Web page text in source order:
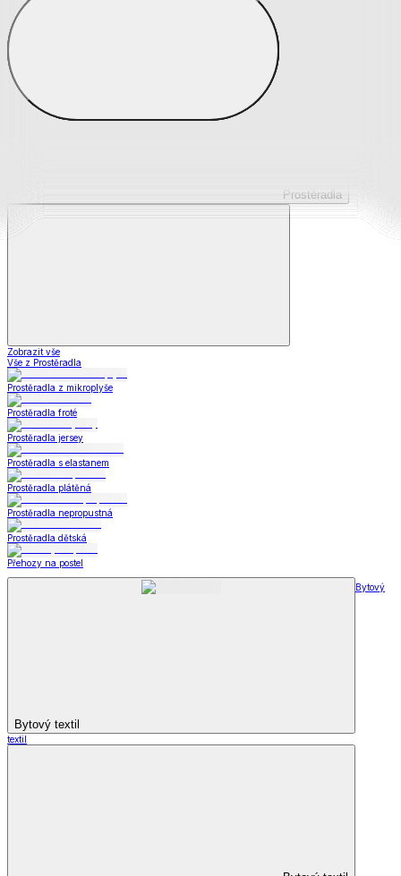
Prostěradla
Zobrazit vše
Vše z Prostěradla
Prostěradla z mikroplyše
Prostěradla froté
Prostěradla jersey
Prostěradla s elastanem
Prostěradla plátěná
Prostěradla nepropustná
Prostěradla dětská
Přehozy na postel
Bytový textil
Bytový
textil